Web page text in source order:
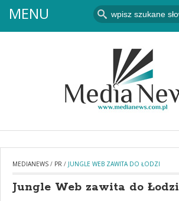
MENU
MEDIANEWS / PR / JUNGLE WEB ZAWITA DO ŁODZI
Jungle Web zawita do Łodzi